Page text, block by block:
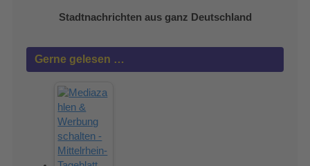
Stadtnachrichten aus ganz Deutschland
Gerne gelesen …